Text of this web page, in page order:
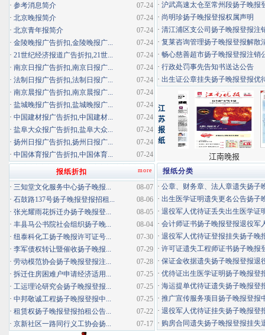
· 沪武高速太仓至常州段扬子晚报
· 尚明珍扬子晚报登报权属声明
· 清江浦区支公司扬子晚报登报注
· 复莱咨询管理扬子晚报登报解散
· 畅心慈善超市扬子晚报登报注销
· 行政处罚事先告知书送达公告
· 出生证公章挂失扬子晚报登报优
报纸分类
· 公章、财务章、法人章遗失扬子
· 出生医学证明遗失更名公告扬子
· 退役军人优待证丢失出生医学证
· 会计师证书扬子晚报登报退役军
· 退役军人优待证登报挂失扬子晚
· 许可证遗失工程师证书扬子晚报
· 保证金收据遗失扬子晚报登报退
· 优待证出生医学证明扬子晚报登
· 海运提单优待证遗失扬子晚报登
· 推广宣传服务项目扬子晚报登报
· 退役军人优待证挂失扬子晚报登
· 购房合同遗失扬子晚报登报挂失
07-24
· 参考消息简介
07-24
· 北京晚报简介
07-24
· 北京青年报简介
07-24
· 金陵晚报广告折扣,金陵晚报广...
07-24
· 21世纪经济报道广告折扣,21世...
07-24
· 南京日报广告折扣,南京日报广...
07-24
· 法制日报广告折扣,法制日报广...
07-24
· 南京晨报广告折扣,南京晨报广...
07-24
· 盐城晚报广告折扣,盐城晚报广...
07-24
· 中国建材报广告折扣,中国建材...
07-24
· 盐阜大众报广告折扣,盐阜大众...
07-24
· 扬州日报广告折扣,扬州日报广...
07-24
· 中国体育报广告折扣,中国体育...
more
报纸折扣
08-07
· 三知堂文化服务中心扬子晚报...
08-06
· 石鼓路137号扬子晚报登报招租...
08-05
· 张光耀雨花拆迁办扬子晚报登...
08-04
· 丰县马公书院社会组织扬子晚...
07-30
· 纽泰科化工扬子晚报许可证号...
07-29
· 李军债权转让暨催收扬子晚报...
07-28
· 劳动模范协会扬子晚报登报注...
07-25
· 拆迁住房困难户申请经济适用...
07-25
· 工运理论研究会扬子晚报登报...
07-25
· 中邦敬诚工程扬子晚报登报中...
07-22
· 租赁权扬子晚报登报拍租公告...
07-17
· 京新社区一路同行义工协会扬...